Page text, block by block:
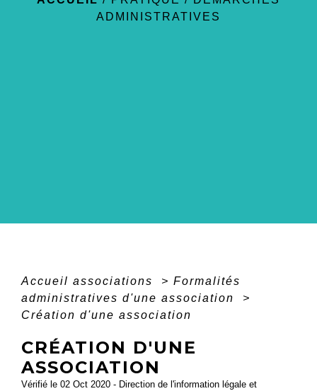
ADMINISTRATIVES
Accueil associations > Formalités
administratives d'une association
>
Création d'une association
CRÉATION D'UNE
ASSOCIATION
Vérifié le 02 Oct 2020 - Direction de l'information légale et